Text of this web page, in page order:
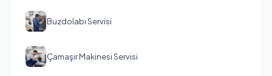
Buzdolabı Servisi
Çamaşır Makinesi Servisi